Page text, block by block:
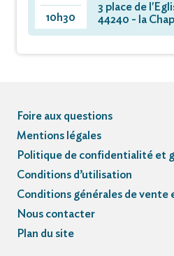
10h30
3 place de
44240 - la
Foire aux questions
Mentions légales
Politique de confidentialité et
Conditions d’utilisation
Conditions générales de vente
Nous contacter
Plan du site